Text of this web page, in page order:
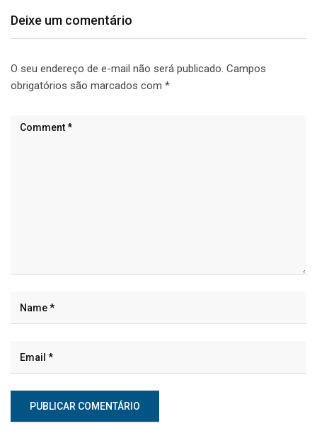
Deixe um comentário
O seu endereço de e-mail não será publicado. Campos
obrigatórios são marcados com *